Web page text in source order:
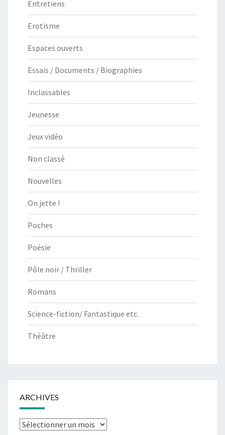
Entretiens
Erotisme
Espaces ouverts
Essais / Documents / Biographies
Inclassables
Jeunesse
Jeux vidéo
Non classé
Nouvelles
On jette !
Poches
Poésie
Pôle noir / Thriller
Romans
Science-fiction/ Fantastique etc.
Théâtre
ARCHIVES
Archives